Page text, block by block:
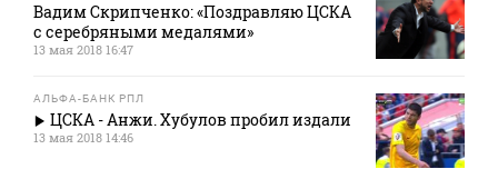
Вадим Скрипченко: «Поздравляю ЦСКА
с серебряными медалями»
13 мая 2018 16:47
АЛЬФА-БАНК РПЛ
ЦСКА - Анжи. Хубулов пробил издали
13 мая 2018 14:46